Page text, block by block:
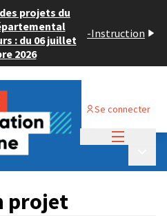
projets du
: du 06 juillet
2026
-Instruction
Se connecter
projet